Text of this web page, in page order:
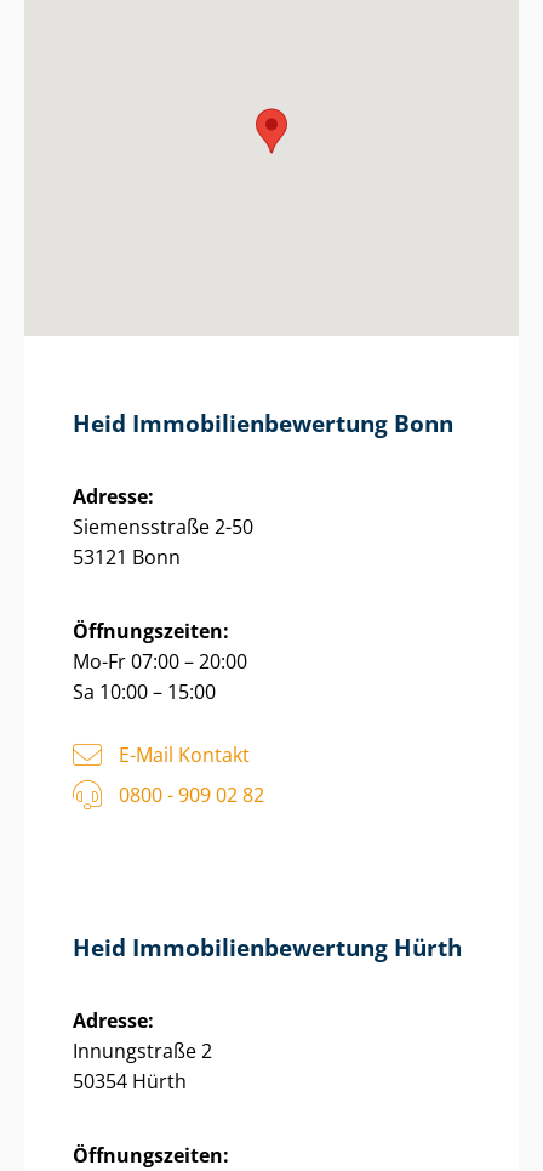
Heid Im­mo­bi­li­en­be­wer­tung Bonn
Adresse:
Siemensstraße 2-50
53121 Bonn
Öffnungszeiten:
Mo-Fr 07:00 – 20:00
Sa 10:00 – 15:00
E-Mail Kontakt
0800 - 909 02 82
Heid Im­mo­bi­li­en­be­wer­tung Hürth
Adresse:
Innungstraße 2
50354 Hürth
Öffnungszeiten: